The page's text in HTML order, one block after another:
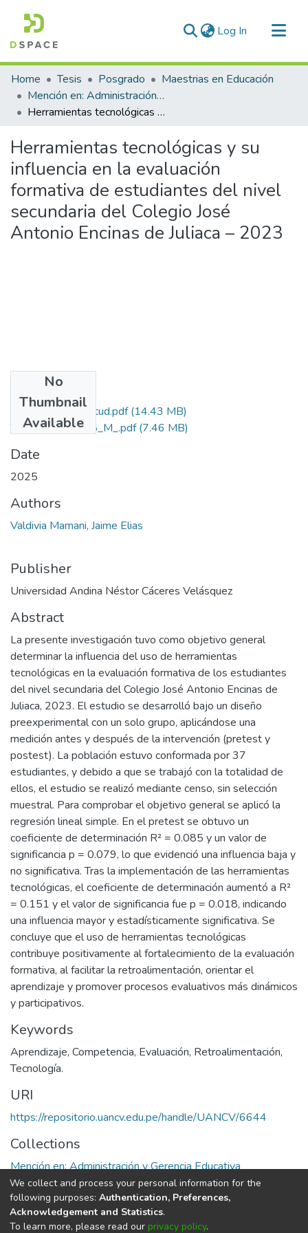
Log In (current)
Communities & Collections
All of DSpace
Statistics
Home Tesis Posgrado
Maestrias en Educación
Mención en: Administración y Gerencia Educativa
Herramientas tecnológicas y su influencia en la evaluación formativa de estudiantes del nivel secundaria del Colegio José Antonio Encinas de Juliaca – 2023
Herramientas tecnológicas y su
influencia en la evaluación
formativa de estudiantes del nivel
secundaria del Colegio José
Antonio Encinas de Juliaca – 2023
No
Thumbnail
Available
Grado de Similitud.pdf(14.43 MB)
T036_29721725_M_.pdf(7.46 MB)
Date
2025
Authors
Valdivia Mamani, Jaime Elias
Publisher
Universidad Andina Néstor Cáceres Velásquez
Abstract
La presente investigación tuvo como objetivo general
determinar la influencia del uso de herramientas
tecnológicas en la evaluación formativa de los estudiantes
del nivel secundaria del Colegio José Antonio Encinas de
Juliaca, 2023. El estudio se desarrolló bajo un diseño
preexperimental con un solo grupo, aplicándose una
medición antes y después de la intervención (pretest y
postest). La población estuvo conformada por 37
estudiantes, y debido a que se trabajó con la totalidad de
ellos, el estudio se realizó mediante censo, sin selección
muestral. Para comprobar el objetivo general se aplicó la
regresión lineal simple. En el pretest se obtuvo un
coeficiente de determinación R² = 0.085 y un valor de
significancia p = 0.079, lo que evidenció una influencia baja y
no significativa. Tras la implementación de las herramientas
tecnológicas, el coeficiente de determinación aumentó a R²
= 0.151 y el valor de significancia fue p = 0.018, indicando
una influencia mayor y estadísticamente significativa. Se
concluye que el uso de herramientas tecnológicas
contribuye positivamente al fortalecimiento de la evaluación
formativa, al facilitar la retroalimentación, orientar el
aprendizaje y promover procesos evaluativos más dinámicos
y participativos.
Keywords
Aprendizaje, Competencia, Evaluación, Retroalimentación,
Tecnología.
URI
https://repositorio.uancv.edu.pe/handle/UANCV/6644
Collections
Mención en: Administración y Gerencia Educativa
Full item page
We collect and process your personal information for the
following purposes: Authentication, Preferences,
Acknowledgement and Statistics.
To learn more, please read our privacy policy.